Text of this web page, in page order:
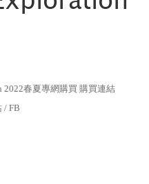
2022春夏專網購買 購買連結
/ FB